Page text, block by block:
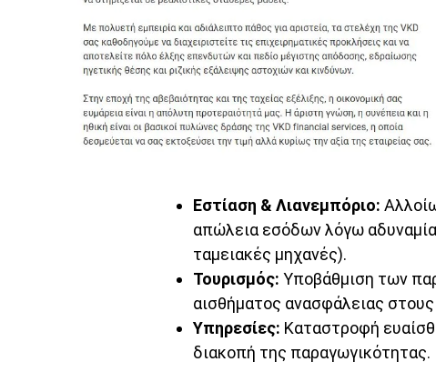
Εστίαση & Λιανεμπόριο:
απώλεια εσόδων λόγω
ταμειακές μηχανές).
Τουρισμός: Υποβάθμιση των
αισθήματος ανασφάλειας
Υπηρεσίες: Καταστροφή
διακοπή της παραγωγικότητας.